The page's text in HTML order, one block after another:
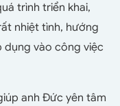
trình triển khai,
nhiệt tình, hướng
vào công việc
anh Đức yên tâm